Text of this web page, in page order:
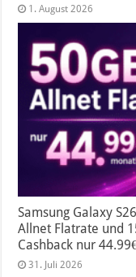
1. August 2026
Samsung Galaxy
Allnet Flatrate und
Cashback nur
31. Juli 2026